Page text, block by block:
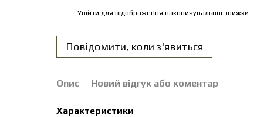
Увійти для відображення накопичувальної знижки
Повідомити, коли з'явиться
Опис Новий відгук або коментар
Характеристики